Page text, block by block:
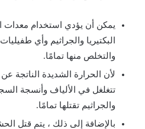
يمكن أن يؤدي استخدام معدات
البكتيريا والجراثيم وأي
والتخلص منها تمامًا.
لأن الحرارة الشديدة الناتجة
تتغلغل في الألياف وأنسجة
والجراثيم تقتلها تمامًا.
بالإضافة إلى ذلك ، يتم قتل